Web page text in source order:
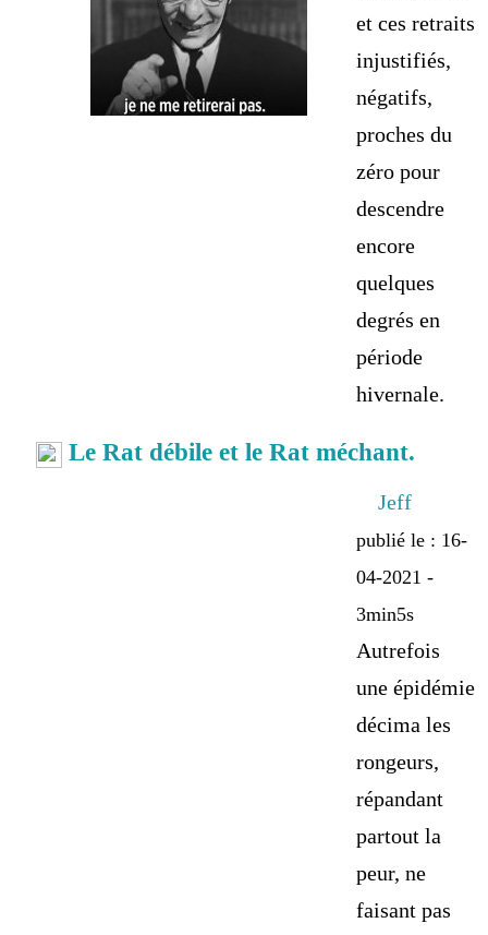
et ces retraits
injustifiés,
négatifs,
proches du
zéro pour
descendre
encore
quelques
degrés en
période
hivernale.
Le Rat débile et le Rat méchant.
Jeff
publié le : 16-
04-2021 -
3min5s
Autrefois
une épidémie
décima les
rongeurs,
répandant
partout la
peur, ne
faisant pas